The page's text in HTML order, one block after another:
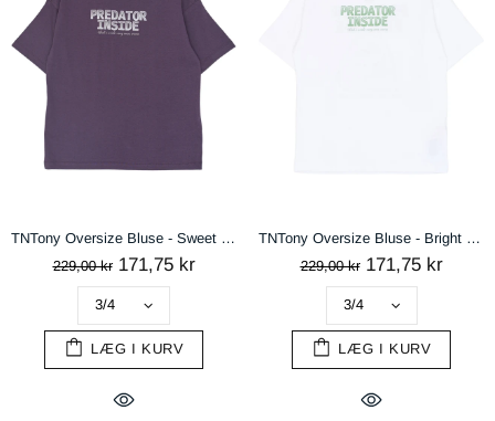
TNTony Oversize Bluse - Sweet Grape TN
229,00 kr 171,75 kr
LÆG I KURV
TNTony Oversize Bluse - Bright White
229,00 kr 171,75 kr
LÆG I KURV